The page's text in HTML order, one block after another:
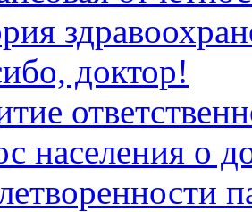
доктор!
населения о